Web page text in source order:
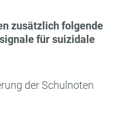
zusätzlich folgende
für suizidale
der Schulnoten